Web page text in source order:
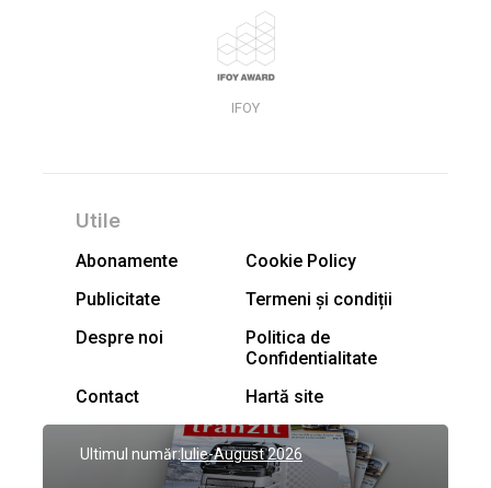
IFOY
Utile
Abonamente
Cookie Policy
Publicitate
Termeni și condiții
Despre noi
Politica de
Confidentialitate
Contact
Hartă site
Ultimul număr:Iulie-August 2026